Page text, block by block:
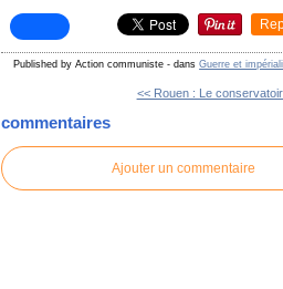
Published by Action communiste - dansGuerre et
<< Rouen : Le
commentaires
Ajouter un commentaire